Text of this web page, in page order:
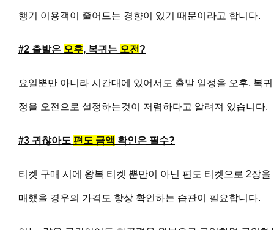
행기 이용객이 줄어드는 경향이 있기 때문이라고 합니다.
#2 출발은 오후, 복귀는 오전?
요일뿐만 아니라 시간대에 있어서도 출발 일정을 오후, 복
정을 오전으로 설정하는것이 저렴하다고 알려져 있습니다.
#3 귀찮아도 편도 금액 확인은 필수?
티켓 구매 시에 왕복 티켓 뿐만이 아닌 편도 티켓으로 2장을
매했을 경우의 가격도 항상 확인하는 습관이 필요합니다.